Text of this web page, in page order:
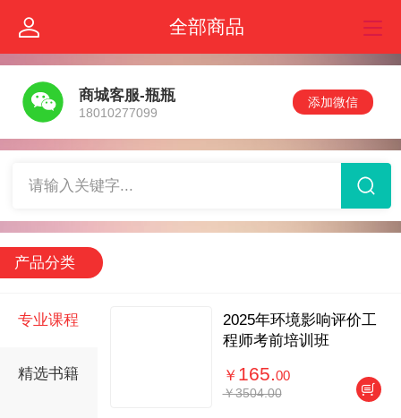
全部商品
商城客服-瓶瓶
18010277099
添加微信
请输入关键字...
产品分类
专业课程
精选书籍
2025年环境影响评价工
程师考前培训班
￥ 165.00
￥3504.00